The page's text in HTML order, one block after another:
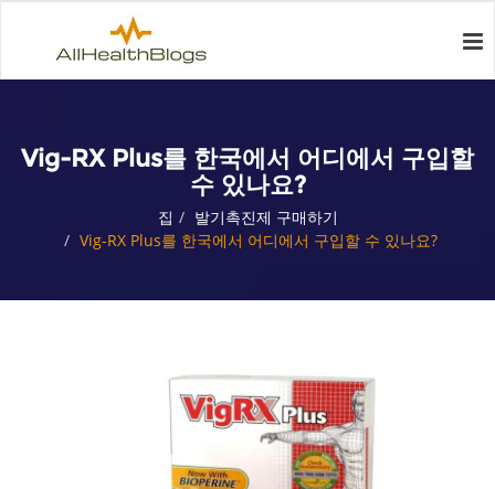
Vig-RX Plus를 한국에서 어디에서 구입할
수 있나요?
집
발기촉진제 구매하기
Vig-RX Plus를 한국에서 어디에서 구입할 수 있나요?